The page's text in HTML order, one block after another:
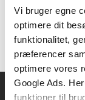
Vi bruger egne
optimere dit
funktionalitet,
præferencer
optimere vores
Google Ads.
funktioner til